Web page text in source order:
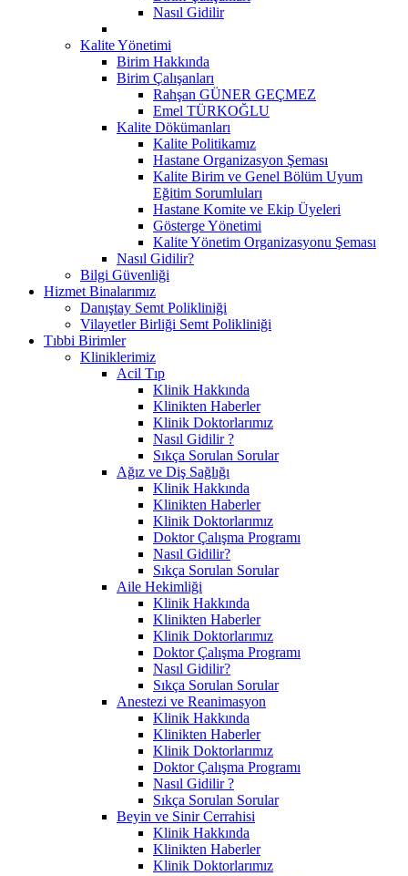
Nasıl Gidilir
Kalite Yönetimi
Birim Hakkında
Birim Çalışanları
Rahşan GÜNER GEÇMEZ
Emel TÜRKOĞLU
Kalite Dökümanları
Kalite Politikamız
Hastane Organizasyon Şeması
Kalite Birim ve Genel Bölüm Uyum
Eğitim Sorumluları
Hastane Komite ve Ekip Üyeleri
Gösterge Yönetimi
Kalite Yönetim Organizasyonu Şeması
Nasıl Gidilir?
Bilgi Güvenliği
Hizmet Binalarımız
Danıştay Semt Polikliniği
Vilayetler Birliği Semt Polikliniği
Tıbbi Birimler
Kliniklerimiz
Acil Tıp
Klinik Hakkında
Klinikten Haberler
Klinik Doktorlarımız
Nasıl Gidilir ?
Sıkça Sorulan Sorular
Ağız ve Diş Sağlığı
Klinik Hakkında
Klinikten Haberler
Klinik Doktorlarımız
Doktor Çalışma Programı
Nasıl Gidilir?
Sıkça Sorulan Sorular
Aile Hekimliği
Klinik Hakkında
Klinikten Haberler
Klinik Doktorlarımız
Doktor Çalışma Programı
Nasıl Gidilir?
Sıkça Sorulan Sorular
Anestezi ve Reanimasyon
Klinik Hakkında
Klinikten Haberler
Klinik Doktorlarımız
Doktor Çalışma Programı
Nasıl Gidilir ?
Sıkça Sorulan Sorular
Beyin ve Sinir Cerrahisi
Klinik Hakkında
Klinikten Haberler
Klinik Doktorlarımız